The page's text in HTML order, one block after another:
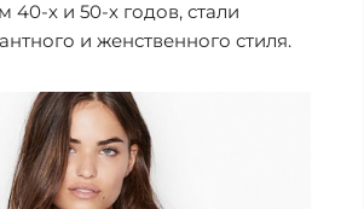
40-х и 50-х годов, стали
и женственного стиля.